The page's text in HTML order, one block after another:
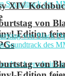
von
Edition
XIV
von